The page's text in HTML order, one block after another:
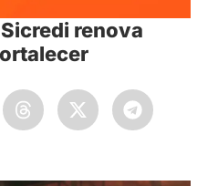
renova